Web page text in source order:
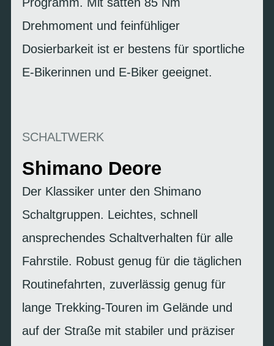
Drehmoment und feinfühliger
Dosierbarkeit ist er bestens für sportliche
E-Bikerinnen und E-Biker geeignet.
SCHALTWERK
Shimano Deore
Der Klassiker unter den Shimano
Schaltgruppen. Leichtes, schnell
ansprechendes Schaltverhalten für alle
Fahrstile. Robust genug für die täglichen
Routinefahrten, zuverlässig genug für
lange Trekking-Touren im Gelände und
auf der Straße mit stabiler und präziser